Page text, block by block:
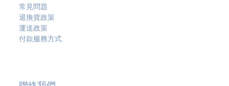
常見問題
退換貨政策
運送政策
付款服務方式